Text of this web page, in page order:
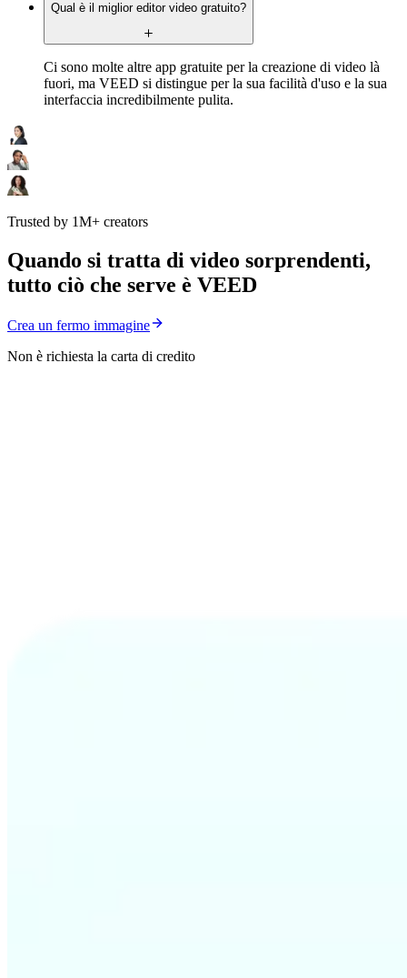
Qual è il miglior editor video gratuito?
Ci sono molte altre app gratuite per la creazione di video là
fuori, ma VEED si distingue per la sua facilità d'uso e la sua
interfaccia incredibilmente pulita.
Trusted by 1M+ creators
Quando si tratta di video sorprendenti,
tutto ciò che serve è VEED
Crea un fermo immagine
Non è richiesta la carta di credito